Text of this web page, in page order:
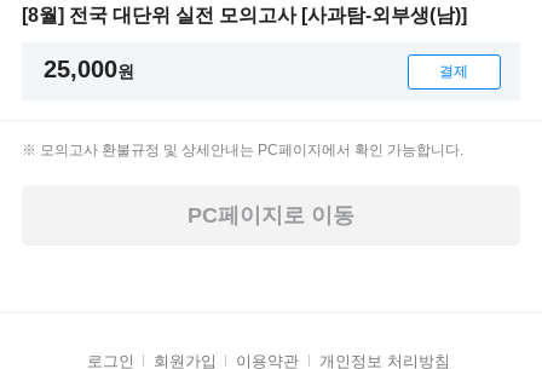
[8월] 전국 대단위 실전 모의고사 [사과탐-외부생(남)]
25,000원 결제
모의고사 환불규정 및 상세안내는 PC페이지에서 확인 가능합니다.
PC페이지로 이동
로그인 회원가입 이용약관 개인정보 처리방침